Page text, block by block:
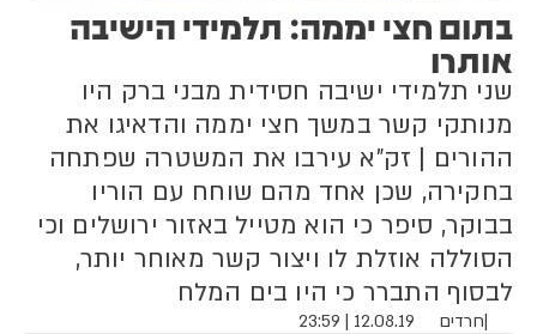
בתום חצי יממה: תלמידי הישיבה
אותרו
שני תלמידי ישיבה חסידית מבני ברק היו
מנותקי קשר במשך חצי יממה והדאיגו את
ההורים | זק"א עירבו את המשטרה שפתחה
בחקירה, שכן אחד מהם שוחח עם הוריו
בבוקר, סיפר כי הוא מטייל באזור ירושלים וכי
הסוללה אוזלת לו ויצור קשר מאוחר יותר,
לבסוף התברר כי היו בים המלח
|חרדים 12.08.19 | 23:59